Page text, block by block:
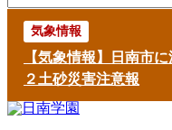
気象情報
【気象情報】日南市
２土砂災害注意報